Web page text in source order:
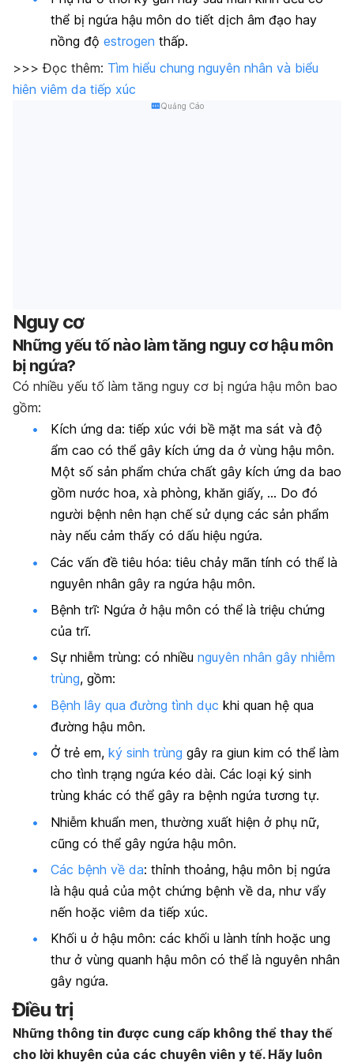
thể bị ngứa hậu môn do tiết dịch âm đạo hay
nồng độ estrogen thấp.
>>> Đọc thêm: Tìm hiểu chung nguyên nhân và biểu
hiên viêm da tiếp xúc
Quảng Cáo
Nguy cơ
Những yếu tố nào làm tăng nguy cơ hậu môn
bị ngứa?
Có nhiều yếu tố làm tăng nguy cơ bị ngứa hậu môn bao
gồm:
Kích ứng da: tiếp xúc với bề mặt ma sát và độ
ẩm cao có thể gây kích ứng da ở vùng hậu môn.
Một số sản phẩm chứa chất gây kích ứng da bao
gồm nước hoa, xà phòng, khăn giấy, … Do đó
người bệnh nên hạn chế sử dụng các sản phẩm
này nếu cảm thấy có dấu hiệu ngứa.
Các vấn đề tiêu hóa: tiêu chảy mãn tính có thể là
nguyên nhân gây ra ngứa hậu môn.
Bệnh trĩ: Ngứa ở hậu môn có thể là triệu chứng
của trĩ.
Sự nhiễm trùng: có nhiều nguyên nhân gây nhiễm
trùng, gồm:
Bệnh lây qua đường tình dục khi quan hệ qua
đường hậu môn.
Ở trẻ em, ký sinh trùng gây ra giun kim có thể làm
cho tình trạng ngứa kéo dài. Các loại ký sinh
trùng khác có thể gây ra bệnh ngứa tương tự.
Nhiễm khuẩn men, thường xuất hiện ở phụ nữ,
cũng có thể gây ngứa hậu môn.
Các bệnh về da: thỉnh thoảng, hậu môn bị ngứa
là hậu quả của một chứng bệnh về da, như vẩy
nến hoặc viêm da tiếp xúc.
Khối u ở hậu môn: các khối u lành tính hoặc ung
thư ở vùng quanh hậu môn có thể là nguyên nhân
gây ngứa.
Điều trị
Những thông tin được cung cấp không thể thay thế
cho lời khuyên của các chuyên viên y tế. Hãy luôn